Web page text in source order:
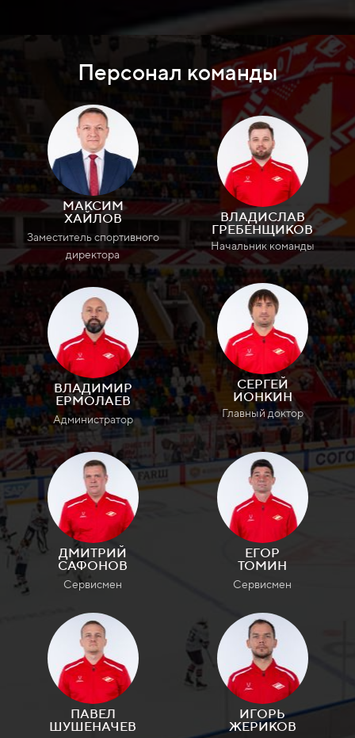
Персонал команды
МАКСИМ
ХАЙЛОВ
Заместитель спортивного
директора
ВЛАДИСЛАВ
ГРЕБЕНЩИКОВ
Начальник команды
ВЛАДИМИР
ЕРМОЛАЕВ
Администратор
СЕРГЕЙ
ИОНКИН
Главный доктор
ДМИТРИЙ
САФОНОВ
Сервисмен
ЕГОР
ТОМИН
Сервисмен
ПАВЕЛ
ШУШЕНАЧЕВ
ИГОРЬ
ЖЕРИКОВ